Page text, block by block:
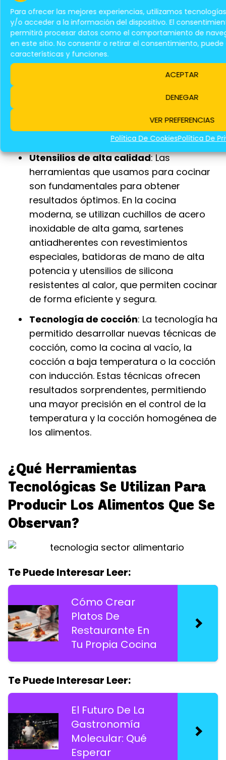
Para ofrecer las mejores experiencias, utilizamos
y/o acceder a la información del dispositivo. El
permitirá procesar datos como el comportamiento de
en este sitio. No consentir o retirar el consentimiento,
características y funciones.
ACEPTAR
DENEGAR
VER PREFERENCIAS
Política De CookiesPolítica De
que se controlan desde el teléfono móvil,
refrigeradores que realizan pedidos de
compras en línea y robots de cocina que
preparan platos complejos con solo
presionar un botón, son ejemplos de esta
transformación. Estos dispositivos
permiten un control preciso de la
recetas, optimizando el proceso
Utensilios de alta calidad: Las
herramientas que usamos para cocinar
son fundamentales para obtener
resultados óptimos. En la cocina
moderna, se utilizan cuchillos de acero
inoxidable de alta gama, sartenes
antiadherentes con revestimientos
especiales, batidoras de mano de alta
potencia y utensilios de silicona
resistentes al calor, que permiten cocinar
de forma eficiente y segura.
Tecnología de cocción: La tecnología ha
permitido desarrollar nuevas técnicas de
cocción, como la cocina al vacío, la
cocción a baja temperatura o la cocción
con inducción. Estas técnicas ofrecen
resultados sorprendentes, permitiendo
una mayor precisión en el control de la
temperatura y la cocción homogénea de
los alimentos.
¿Qué Herramientas
Tecnológicas Se Utilizan Para
Producir Los Alimentos Que Se
Observan?
Te Puede Interesar Leer:
Cómo Crear
Platos De
Restaurante En
Tu Propia Cocina
Te Puede Interesar Leer:
El Futuro De La
Gastronomía
Molecular: Qué
Esperar